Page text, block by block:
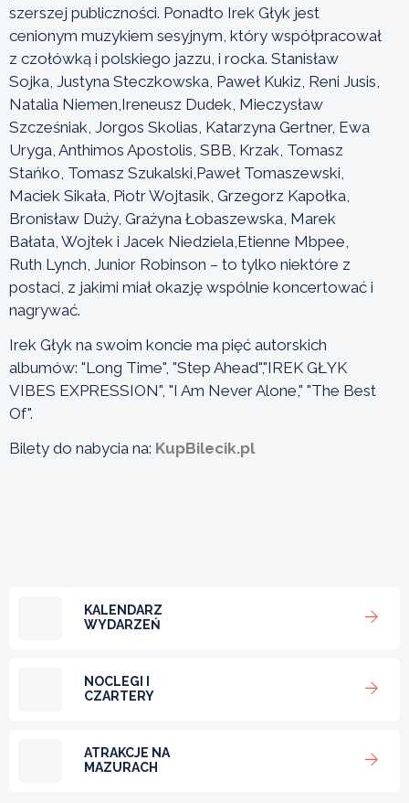
szerszej publiczności. Ponadto Irek Głyk jest
cenionym muzykiem sesyjnym, który współpracował
z czołówką i polskiego jazzu, i rocka. Stanisław
Sojka, Justyna Steczkowska, Paweł Kukiz, Reni Jusis,
Natalia Niemen,Ireneusz Dudek, Mieczysław
Szcześniak, Jorgos Skolias, Katarzyna Gertner, Ewa
Uryga, Anthimos Apostolis, SBB, Krzak, Tomasz
Stańko, Tomasz Szukalski,Paweł Tomaszewski,
Maciek Sikała, Piotr Wojtasik, Grzegorz Kapołka,
Bronisław Duży, Grażyna Łobaszewska, Marek
Bałata, Wojtek i Jacek Niedziela,Etienne Mbpee,
Ruth Lynch, Junior Robinson – to tylko niektóre z
postaci, z jakimi miał okazję wspólnie koncertować i
nagrywać.
Irek Głyk na swoim koncie ma pięć autorskich
albumów: "Long Time", "Step Ahead","IREK GŁYK
VIBES EXPRESSION", "I Am Never Alone," "The Best
Of".
Bilety do nabycia na: KupBilecik.pl
KALENDARZ
WYDARZEŃ
NOCLEGI I
CZARTERY
ATRAKCJE NA
MAZURACH